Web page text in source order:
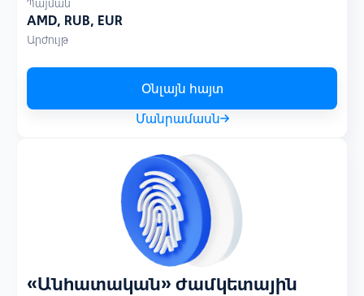
Պայման
AMD, RUB, EUR
Արժույթ
Օնլայն հայտ
Մանրամասն
«Անհատական» ժամկետային